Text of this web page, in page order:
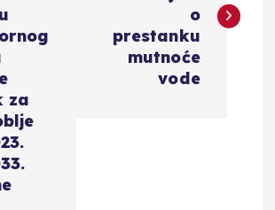
za
o
prestanku
mutnoće
vode